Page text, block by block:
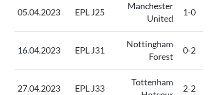
05.04.2023 EPL J25
Manchester
United
1-0
16.04.2023 EPL J31
Nottingham
Forest
0-2
27.04.2023 EPL J33
Tottenham
2-2